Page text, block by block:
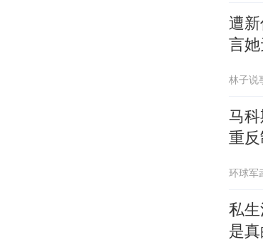
遭
言
林子说
马
重
环球军
私
是真